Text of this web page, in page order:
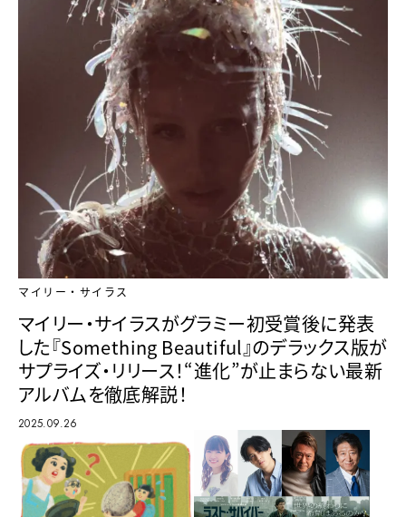
マイリー・サイラス
マイリー・サイラスがグラミー初受賞後に発表
した『Something Beautiful』のデラックス版が
サプライズ・リリース！“進化”が止まらない最新
アルバムを徹底解説！
2025.09.26